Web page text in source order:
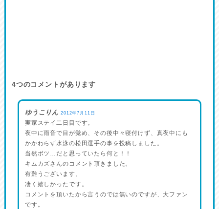
4つのコメントがあります
ゆうこりん 2012年7月11日
実家ステイ二日目です。
夜中に雨音で目が覚め、その後中々寝付けず、真夜中にも
かかわらず水泳の松田選手の事を投稿しました。
当然ボツ…だと思っていたら何と！！
キムカズさんのコメント頂きました。
有難うございます。
凄く嬉しかったです。
コメントを頂いたから言うのでは無いのですが、大ファン
です。